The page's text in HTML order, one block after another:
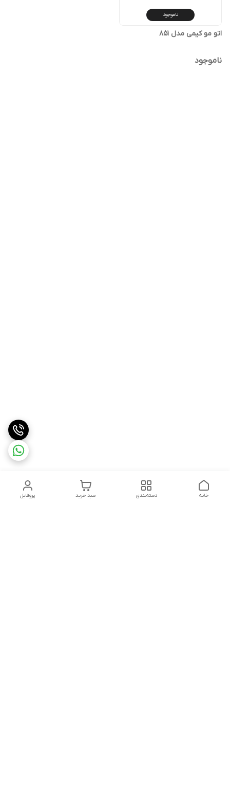
ناموجود
اتو مو کیمی مدل 851
ناموجود
پروفایل سبد خرید دسته‌بندی خانه